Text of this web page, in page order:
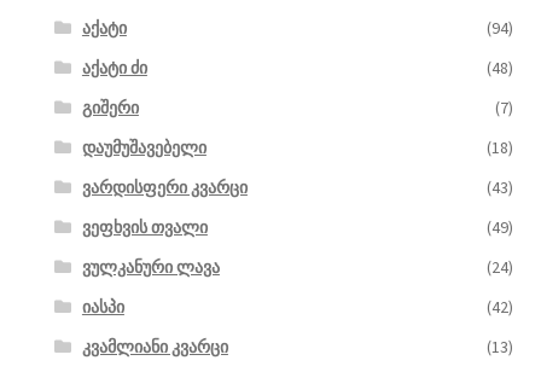
აქატი
(94)
აქატი ძი
(48)
გიშერი
(7)
დაუმუშავებელი
(18)
ვარდისფერი კვარცი
(43)
ვეფხვის თვალი
(49)
ვულკანური ლავა
(24)
იასპი
(42)
კვამლიანი კვარცი
(13)